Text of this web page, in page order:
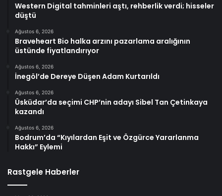
Western Digital tahminleri aştı, rehberlik verdi; hisseler
düştü
Ağustos 6, 2026
Braveheart Bio halka arzını pazarlama aralığının
üstünde fiyatlandırıyor
Ağustos 6, 2026
İnegöl’de Dereye Düşen Adam Kurtarıldı
Ağustos 6, 2026
Üsküdar’da seçimi CHP’nin adayı Sibel Tan Çetinkaya
kazandı
Ağustos 6, 2026
Bodrum’da “Kıyılardan Eşit ve Özgürce Yararlanma
Hakkı” Eylemi
Rastgele Haberler